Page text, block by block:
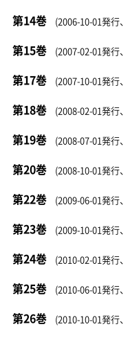
第14巻 (2006-10-01発行、
第15巻 (2007-02-01発行、
第17巻 (2007-10-01発行、
第18巻 (2008-02-01発行、
第19巻 (2008-07-01発行、
第20巻 (2008-10-01発行、
第22巻 (2009-06-01発行、
第23巻 (2009-10-01発行、
第24巻 (2010-02-01発行、
第25巻 (2010-06-01発行、
第26巻 (2010-10-01発行、